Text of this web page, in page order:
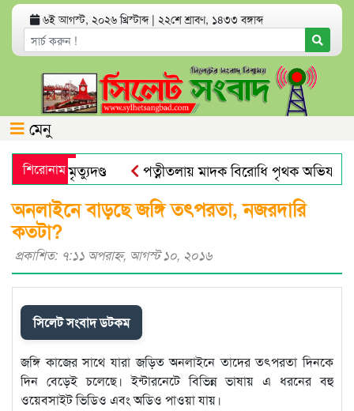
৬ই আগস্ট, ২০২৬ খ্রিস্টাব্দ | ২২শে শ্রাবণ, ১৪৩৩ বঙ্গাব্দ
মেনু
শিরোনাম
মামলায় মৃত্যুদণ্ড
পত্নীতলায় মাদক বিরোধি পৃথক
ঢাকা আলিয়া মাদ্রাসায় ছাত্রদল-
অনলাইনে বাড়ছে জঙ্গি তৎপরতা, নজরদারি
কতটা?
প্রকাশিত: ৭:১১ অপরাহ্ণ, আগস্ট ১০, ২০১৬
সিলেট সংবাদ ডটকম
জঙ্গি কাজের সাথে যারা জড়িত অনলাইনে তাদের তৎপরতা দিনকে
দিন বেড়েই চলেছে। ইন্টারনেটে বিভিন্ন ভাষায় এ ধরনের বহু
ওয়েবসাইট ভিডিও এবং অডিও পাওয়া যায়।